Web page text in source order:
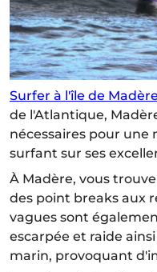
Surfer à l'île de
de l'Atlantique,
nécessaires pour une
surfant sur ses
À Madère, vous
des point breaks aux
vagues sont
escarpée et raide
marin, provoquant